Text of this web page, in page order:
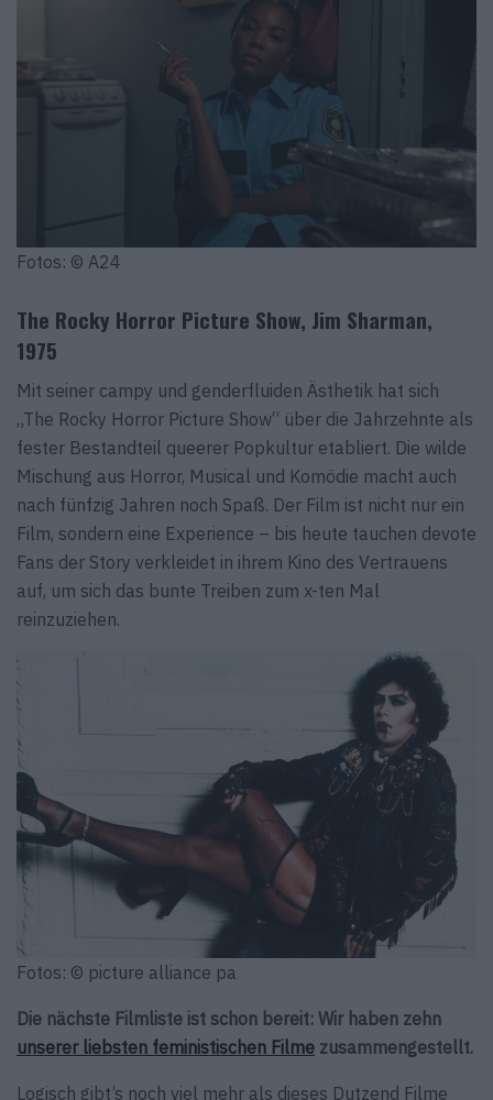
Fotos: © A24
The Rocky Horror Picture Show, Jim Sharman,
1975
Mit seiner campy und genderfluiden Ästhetik hat sich
„The Rocky Horror Picture Show“ über die Jahrzehnte als
fester Bestandteil queerer Popkultur etabliert. Die wilde
Mischung aus Horror, Musical und Komödie macht auch
nach fünfzig Jahren noch Spaß. Der Film ist nicht nur ein
Film, sondern eine Experience – bis heute tauchen devote
Fans der Story verkleidet in ihrem Kino des Vertrauens
auf, um sich das bunte Treiben zum x-ten Mal
reinzuziehen.
Fotos: © picture alliance pa
Die nächste Filmliste ist schon bereit: Wir haben zehn
unserer liebsten feministischen Filme zusammengestellt.
Logisch gibt’s noch viel mehr als dieses Dutzend Filme